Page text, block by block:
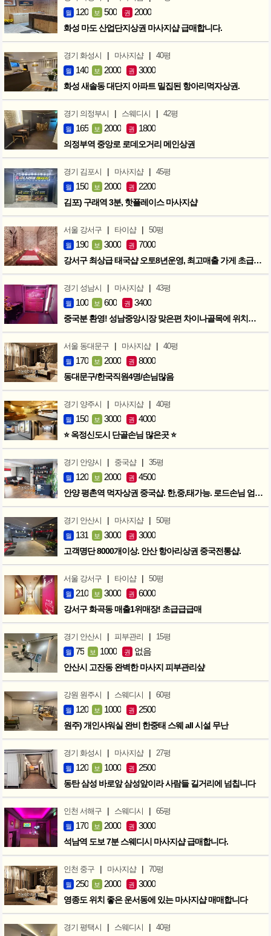
월 120 보 500 권 2000
화성 마도 산업단지상권 마사지샵 급매합니다.
경기 화성시 | 마사지샵 | 40평
월 140 보 2000 권 3000
화성 새솔동 대단지 아파트 밀집된 항아리먹자상권.
경기 의정부시 | 스웨디시 | 42평
월 165 보 2000 권 1800
의정부역 중앙로 로데오거리 메인상권
경기 김포시 | 마사지샵 | 45평
월 150 보 2000 권 2200
김포) 구래역 3분, 핫플레이스 마사지샵
서울 강서구 | 타이샵 | 50평
월 190 보 3000 권 7000
강서구 최상급 태국샵 오토8년운영, 최고매출 가게 초급매!!!
경기 성남시 | 마사지샵 | 43평
월 100 보 600 권 3400
중국분 환영! 성남중앙시장 맞은편 차이나골목에 위치한 마사지샵
서울 동대문구 | 마사지샵 | 40평
월 170 보 2000 권 8000
동대문구/한국직원4명/손님많음
경기 양주시 | 마사지샵 | 40평
월 150 보 3000 권 4000
⭐ 옥정신도시 단골손님 많은곳 ⭐
경기 안양시 | 중국샵 | 35평
월 120 보 2000 권 4500
안양 평촌역 먹자상권 중국샵. 한,중,태가능. 로드손님 엄청많아요!
경기 안산시 | 마사지샵 | 50평
월 131 보 3000 권 3000
고객명단 8000개이상. 안산 항아리상권 중국전통샵.
서울 강서구 | 타이샵 | 50평
월 210 보 3000 권 6000
강서구 화곡동 매출1위매장! 초급급급매
경기 안산시 | 피부관리 | 15평
월 75 보 1000 권 없음
안산시 고잔동 완벽한 마사지 피부관리샾
강원 원주시 | 스웨디시 | 60평
월 120 보 1000 권 2500
원주) 개인샤워실 완비 한중태 스웨 all 시설 무난
경기 화성시 | 마사지샵 | 27평
월 120 보 1000 권 2500
동탄 삼성 바로앞 삼성앞이라 사람들 길거리에 넘칩니다
인천 서해구 | 스웨디시 | 65평
월 170 보 2000 권 3000
석남역 도보 7분 스웨디시 마사지샵 급매합니다.
인천 중구 | 마사지샵 | 70평
월 250 보 2000 권 3000
영종도 위치 좋은 운서동에 있는 마사지샵 매매합니다
경기 평택시 | 스웨디시 | 40평